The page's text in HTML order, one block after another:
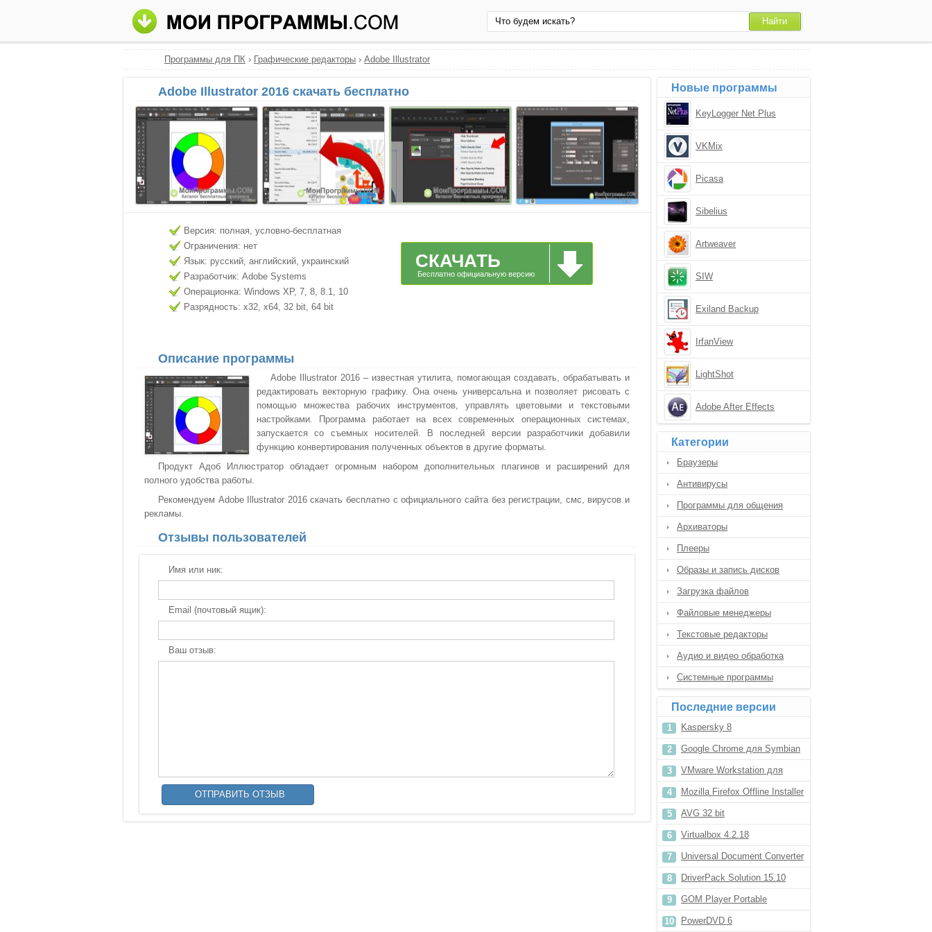
Программы для ПК › Графические редакторы › Adobe Illustrator
Adobe Illustrator 2016 скачать бесплатно
Версия: полная, условно-бесплатная
Ограничения: нет
Язык: русский, английский, украинский
Разработчик: Adobe Systems
Операционка: Windows XP, 7, 8, 8.1, 10
Разрядность: x32, x64, 32 bit, 64 bit
СКАЧАТЬ
Бесплатно официальную версию
Описание программы
Adobe Illustrator 2016 – известная утилита, помогающая создавать, обрабатывать и
редактировать векторную графику. Она очень универсальна и позволяет рисовать с
помощью множества рабочих инструментов, управлять цветовыми и текстовыми
настройками. Программа работает на всех современных операционных системах,
запускается со съемных носителей. В последней версии разработчики добавили
функцию конвертирования полученных объектов в другие форматы.
Продукт Адоб Иллюстратор обладает огромным набором дополнительных плагинов и расширений для
полного удобства работы.
Рекомендуем Adobe Illustrator 2016 скачать бесплатно с официального сайта без регистрации, смс, вирусов и
рекламы.
Отзывы пользователей
Имя или ник:
Email (почтовый ящик):
Ваш отзыв:
Новые программы
KeyLogger Net Plus
VKMix
Picasa
Sibelius
Artweaver
SIW
Exiland Backup
IrfanView
LightShot
Adobe After Effects
Категории
Браузеры
Антивирусы
Программы для общения
Архиваторы
Плееры
Образы и запись дисков
Загрузка файлов
Файловые менеджеры
Текстовые редакторы
Аудио и видео обработка
Системные программы
Последние версии
Kaspersky 8
Google Chrome для Symbian
VMware Workstation для
Windows 7
Mozilla Firefox Offline Installer
32 bit
AVG 32 bit
Virtualbox 4.2.18
Universal Document Converter
6.6
DriverPack Solution 15.10
GOM Player Portable
PowerDVD 6